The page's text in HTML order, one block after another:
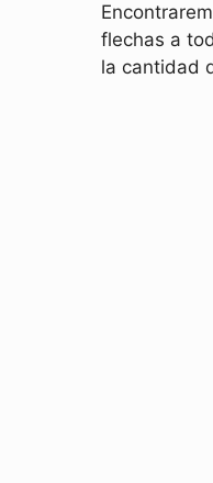
flechas a
la cantidad